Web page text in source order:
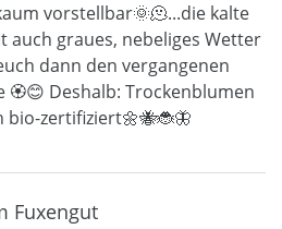
vorstellbar🌞🫠...die kalte
auch graues, nebeliges Wetter
dann den vergangenen
🏵️😊 Deshalb: Trockenblumen
zertifiziert🌼🐝🐞🦋
Fuxengut